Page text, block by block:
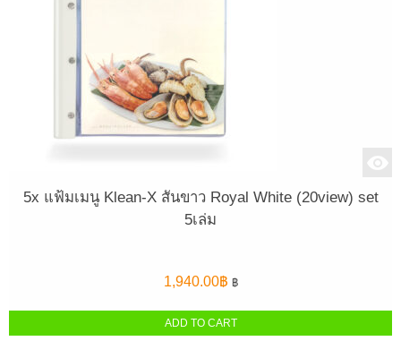
5x แฟ้มเมนู Klean-X สันขาว Royal White (20view) set
5เล่ม
1,940.00฿ ฿
ADD TO CART